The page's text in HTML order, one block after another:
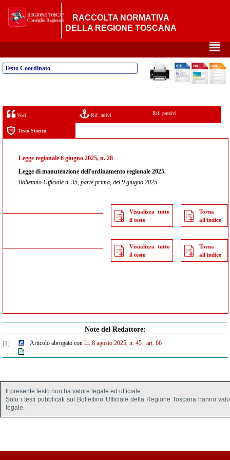
RACCOLTA NORMATIVA
DELLA REGIONE TOSCANA
²
Testo Coordinato
Voci Rif. attivi Rif. passivi
Testo Storico
Legge regionale 6 giugno 2025, n. 28
Legge di manutenzione dell'ordinamento regionale 2025.
Bollettino Ufficiale n. 35, parte prima, del 9 giugno 2025
Visualizza tutto
il testo
Torna
all'indice
Visualizza tutto
il testo
Torna
all'indice
Note del Redattore:
[1] Articolo abrogato con l.r. 8 agosto 2025, n. 45 , art. 66
Il presente testo non ha valore legale ed ufficiale.
Solo i testi pubblicati sul Bollettino Ufficiale della Regione Toscana hanno
legale.